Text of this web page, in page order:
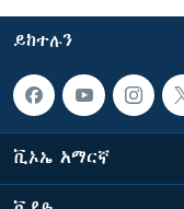
ይከተሉን
ቪኦኤ አማርኛ